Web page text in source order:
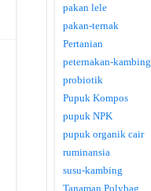
pakan lele
pakan-ternak
Pertanian
peternakan-kambing
probiotik
Pupuk Kompos
pupuk NPK
pupuk organik cair
ruminansia
susu-kambing
Tanaman Polybag